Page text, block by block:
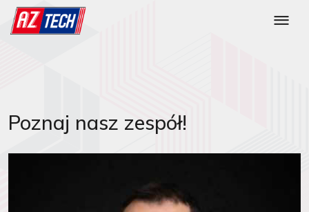
Poznaj nasz zespół!